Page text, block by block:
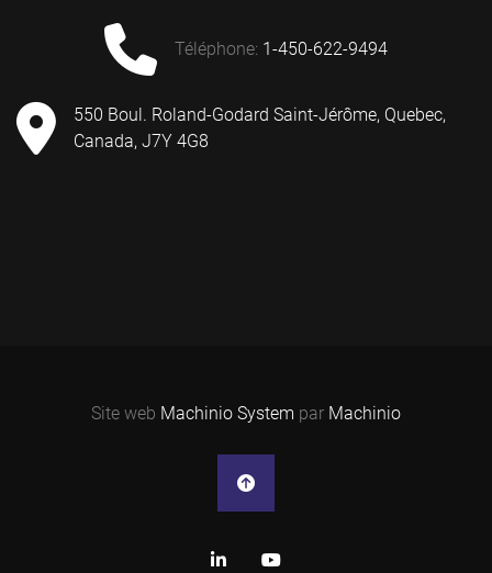
téléphone: 1-450-622-9494
550 Boul. Roland-Godard Saint-Jérôme, Quebec,
Canada, J7Y 4G8
Site web Machinio System par Machinio
linkedinyoutube